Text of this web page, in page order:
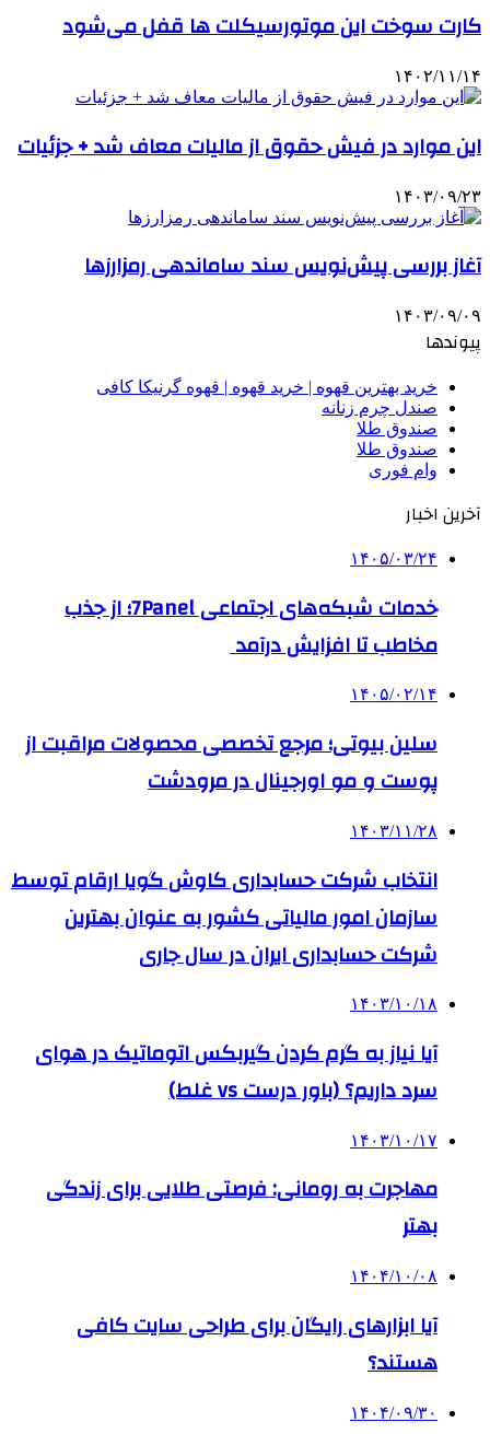
کارت سوخت این موتورسیکلت ها قفل می‌شود
۱۴۰۲/۱۱/۱۴
این موارد در فیش حقوق از مالیات معاف شد + جزئیات
۱۴۰۳/۰۹/۲۳
آغاز بررسی پیش‌نویس سند ساماندهی رمزارزها
۱۴۰۳/۰۹/۰۹
پیوندها
خرید بهترین قهوه | خرید قهوه | قهوه گرنیکا کافی
صندل چرم زنانه
صندوق طلا
صندوق طلا
وام فوری
آخرین اخبار
۱۴۰۵/۰۳/۲۴
خدمات شبکه‌های اجتماعی 7Panel؛ از جذب
مخاطب تا افزایش درآمد
۱۴۰۵/۰۲/۱۴
سلین بیوتی؛ مرجع تخصصی محصولات مراقبت از
پوست و مو اورجینال در مرودشت
۱۴۰۳/۱۱/۲۸
انتخاب شرکت حسابداری کاوش گویا ارقام توسط
سازمان امور مالیاتی کشور به عنوان بهترین
شرکت حسابداری ایران در سال جاری
۱۴۰۳/۱۰/۱۸
آیا نیاز به گرم کردن گیربکس اتوماتیک در هوای
سرد داریم؟ (باور درست vs غلط)
۱۴۰۳/۱۰/۱۷
مهاجرت به رومانی: فرصتی طلایی برای زندگی
بهتر
۱۴۰۴/۱۰/۰۸
آیا ابزارهای رایگان برای طراحی سایت کافی
هستند؟
۱۴۰۴/۰۹/۳۰